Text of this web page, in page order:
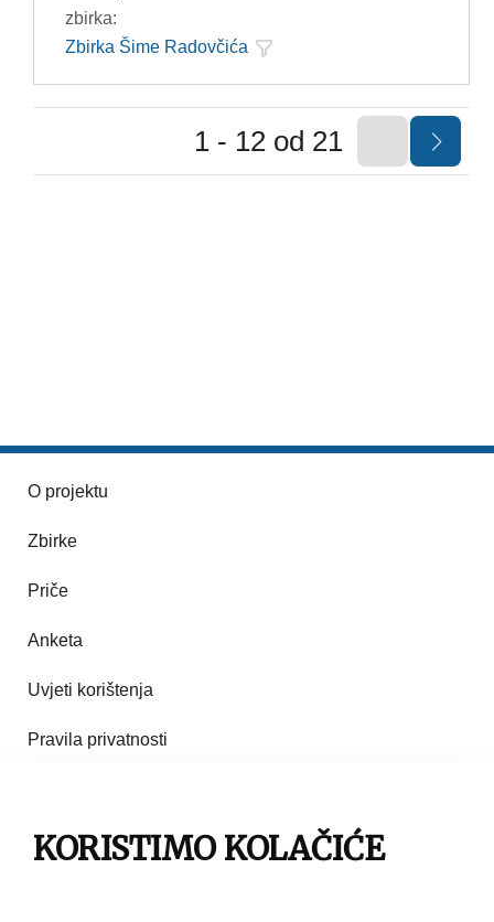
zbirka:
Zbirka Šime Radovčića
1 - 12 od 21
O projektu
Zbirke
Priče
Anketa
Uvjeti korištenja
Pravila privatnosti
Pravila korištenja
KORISTIMO KOLAČIĆE